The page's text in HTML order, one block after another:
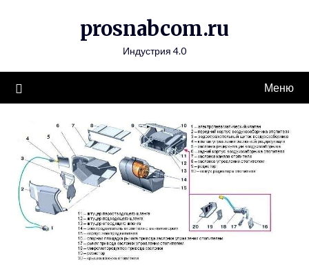
prosnabcom.ru
Индустрия 4.0
Меню